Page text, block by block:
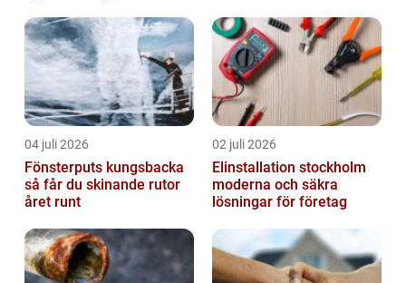
04 juli 2026
Fönsterputs kungsbacka
så får du skinande rutor
året runt
02 juli 2026
Elinstallation stockholm
moderna och säkra
lösningar för företag